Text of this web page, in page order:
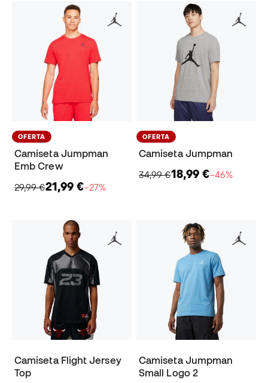
OFERTA
Camiseta Jumpman
Emb Crew
29,99 €21,99 €−27%
OFERTA
Camiseta Jumpman
34,99 €18,99 €−46%
Camiseta Flight Jersey
Top
Camiseta Jumpman
Small Logo 2